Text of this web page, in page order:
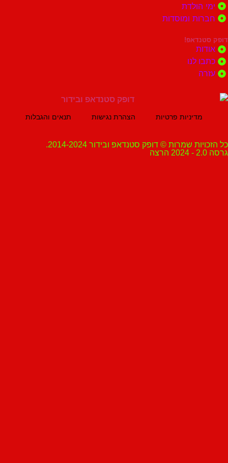
ומוסדות
לנו
מדיניות פרטיות הצהרת נגישות תנאים והגבלות
שמרות © דופק סטנדאפ ובידור 2014-2024.